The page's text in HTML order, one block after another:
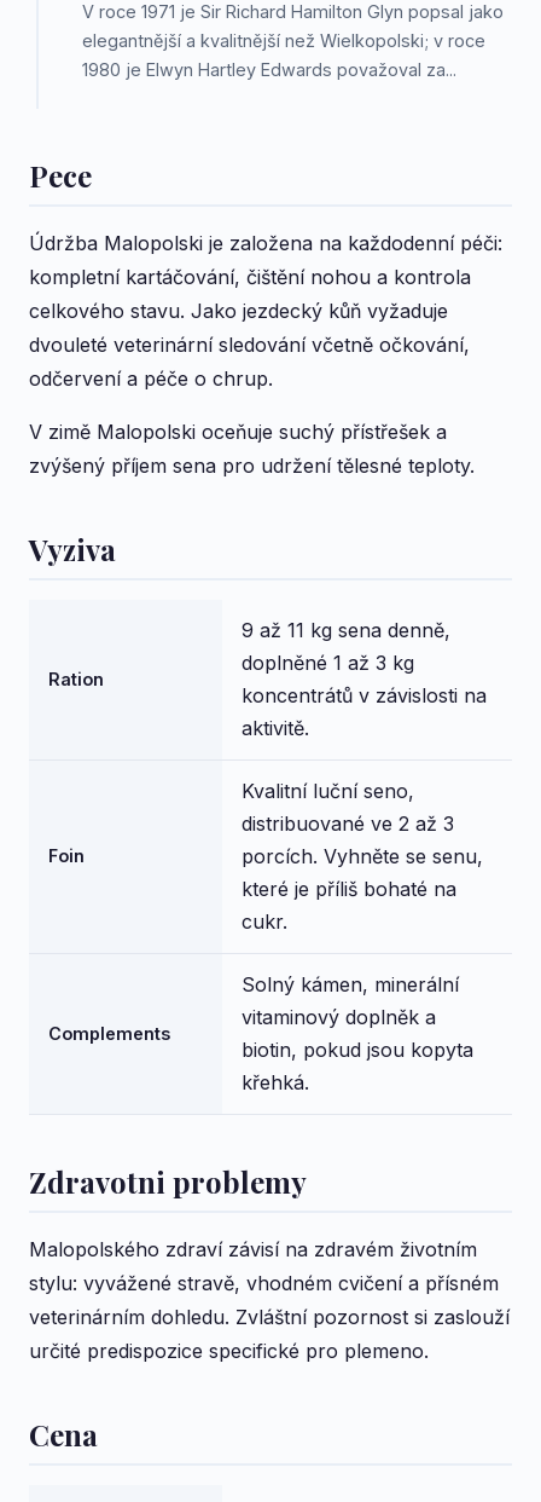
V roce 1971 je Sir Richard Hamilton Glyn popsal jako
elegantnější a kvalitnější než Wielkopolski; v roce
1980 je Elwyn Hartley Edwards považoval za...
Pece
Údržba Malopolski je založena na každodenní péči:
kompletní kartáčování, čištění nohou a kontrola
celkového stavu. Jako jezdecký kůň vyžaduje
dvouleté veterinární sledování včetně očkování,
odčervení a péče o chrup.
V zimě Malopolski oceňuje suchý přístřešek a
zvýšený příjem sena pro udržení tělesné teploty.
Vyziva
Ration
9 až 11 kg sena denně,
doplněné 1 až 3 kg
koncentrátů v závislosti na
aktivitě.
Foin
Kvalitní luční seno,
distribuované ve 2 až 3
porcích. Vyhněte se senu,
které je příliš bohaté na
cukr.
Complements
Solný kámen, minerální
vitaminový doplněk a
biotin, pokud jsou kopyta
křehká.
Zdravotni problemy
Malopolského zdraví závisí na zdravém životním
stylu: vyvážené stravě, vhodném cvičení a přísném
veterinárním dohledu. Zvláštní pozornost si zaslouží
určité predispozice specifické pro plemeno.
Cena